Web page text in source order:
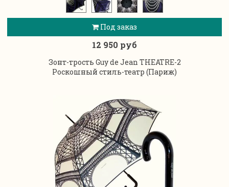
Под заказ
12 950 руб
Зонт-трость Guy de Jean THEATRE-2
Роскошный стиль-театр (Париж)